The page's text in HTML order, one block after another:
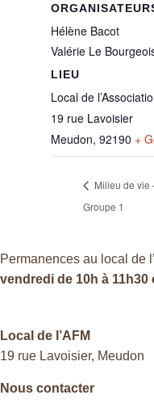
LIEU
Local de
19 rue Lavoisier
Meudon, 92190 +
Hélène Bacot
Valérie Le
Milieu de vie
Groupe 1
Permanences au local de
vendredi de 10h à 11h30
Local de l’AFM
19 rue Lavoisier, Meudon
Nous contacter